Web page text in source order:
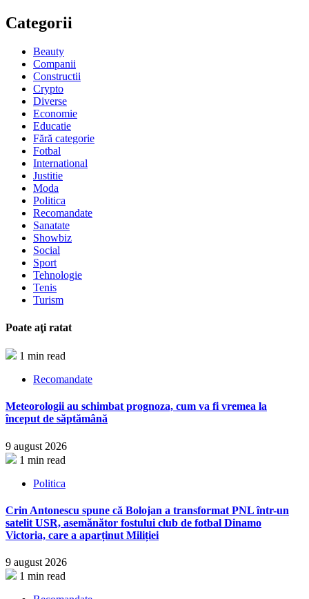
Categorii
Beauty
Companii
Constructii
Crypto
Diverse
Economie
Educatie
Fără categorie
Fotbal
International
Justitie
Moda
Politica
Recomandate
Sanatate
Showbiz
Social
Sport
Tehnologie
Tenis
Turism
Poate aţi ratat
1 min read
Recomandate
Meteorologii au schimbat prognoza, cum va fi vremea la
început de săptămână
9 august 2026
1 min read
Politica
Crin Antonescu spune că Bolojan a transformat PNL într-un
satelit USR, asemănător fostului club de fotbal Dinamo
Victoria, care a aparținut Miliției
9 august 2026
1 min read